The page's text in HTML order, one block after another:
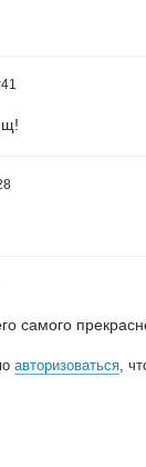
самого
авторизоваться,